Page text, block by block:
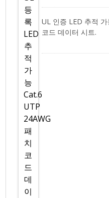
UL 인증 LED 추적
코드 데이터 시트.